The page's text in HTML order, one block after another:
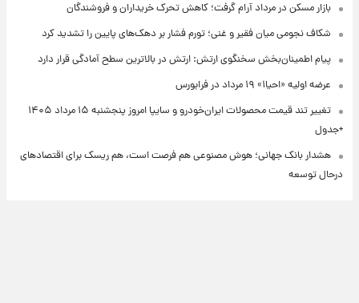
بازار مسکن در مرداد آرام گرفت؛ کاهش تحرک خریداران و فروشندگان
شکاف نجومی میان فقیر و غنی؛ تورم فشار بر دهک‌های پایین را تشدید کرد
پیام اطمینان‌بخش سخنگوی ارتش: ارتش در بالاترین سطح آمادگی قرار دارد
عرضه اولیه «احیا۱» ۱۹ مرداد در فرابورس
تغییر تند قیمت محصولات ایران‌خودرو و سایپا امروز پنجشنبه ۱۵ مرداد ۱۴۰۵
+جدول
هشدار بانک جهانی؛ هوش مصنوعی هم فرصت است، هم ریسک برای اقتصادهای
درحال توسعه